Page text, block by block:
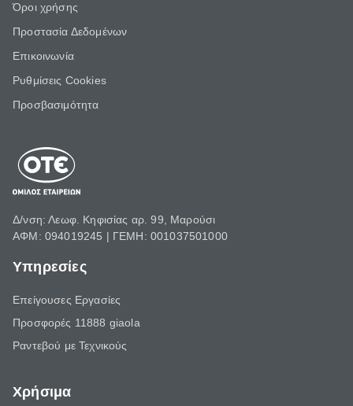
Όροι χρήσης
Προστασία Δεδομένων
Επικοινωνία
Ρυθμίσεις Cookies
Προσβασιμότητα
Δ/νση: Λεωφ. Κηφισίας αρ. 99, Μαρούσι
ΑΦΜ: 094019245 | ΓΕΜΗ: 001037501000
Υπηρεσίες
Επείγουσες Εργασίες
Προσφορές 11888 giaola
Ραντεβού με Τεχνικούς
Χρήσιμα